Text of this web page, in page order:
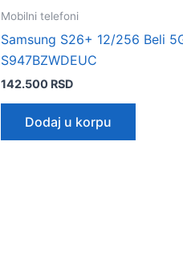
Mobilni telefoni
Samsung S26+ 12/256 Beli
S947BZWDEUC
142.500 RSD
Dodaj u korpu